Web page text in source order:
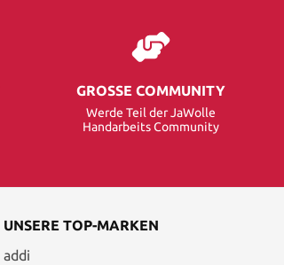
GROSSE COMMUNITY
Werde Teil der JaWolle
Handarbeits Community
UNSERE TOP-MARKEN
addi